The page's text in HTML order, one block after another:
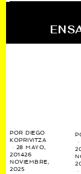
PORDIEGO
KOPRIVITZA
28 MAYO,
201426
NOVIEMBRE,
2025